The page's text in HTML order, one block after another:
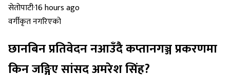
सेतोपाटी·16 hours ago
वर्गीकृत नगरिएको
छानबिन प्रतिवेदन नआउँदै कप्तानगञ्ज प्रकरणमा
किन जङ्गिए सांसद अमरेश सिंह?